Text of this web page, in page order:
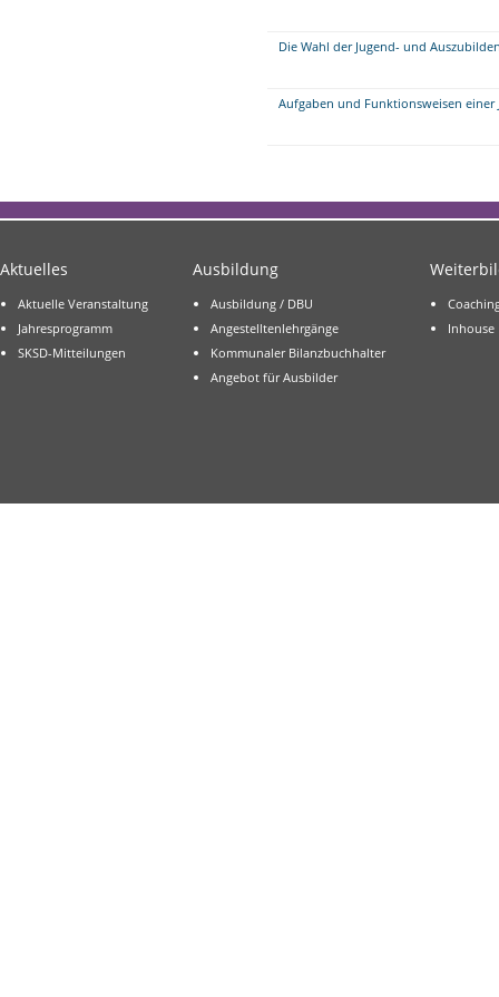
Die Wahl der Jugend- und
Aufgaben und Funktionsweisen einer
Aktuelles
Aktuelle Veranstaltung
Jahresprogramm
SKSD-Mitteilungen
Ausbildung
Ausbildung / DBU
Angestelltenlehrgänge
Kommunaler Bilanzbuchhalter
Angebot für Ausbilder
Inhouse